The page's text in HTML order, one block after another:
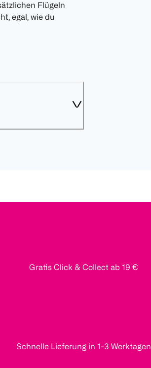
Flügeln
egal, wie du
Gratis Click & Collect ab 19 €
Schnelle Lieferung in 1-3 Werktagen